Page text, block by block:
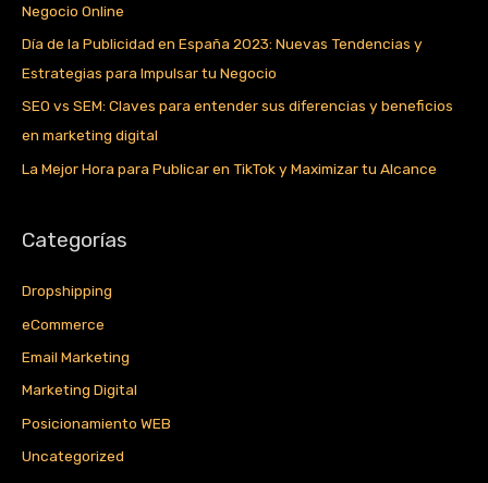
Negocio Online
Día de la Publicidad en España 2023: Nuevas Tendencias y
Estrategias para Impulsar tu Negocio
SEO vs SEM: Claves para entender sus diferencias y beneficios
en marketing digital
La Mejor Hora para Publicar en TikTok y Maximizar tu Alcance
Categorías
Dropshipping
eCommerce
Email Marketing
Marketing Digital
Posicionamiento WEB
Uncategorized